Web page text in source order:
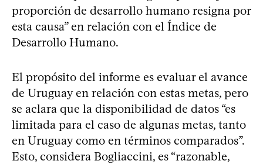
proporción de desarrollo humano resigna por
esta causa” en relación con el Índice de
Desarrollo Humano.
El propósito del informe es evaluar el avance
de Uruguay en relación con estas metas, pero
se aclara que la disponibilidad de datos “es
limitada para el caso de algunas metas, tanto
en Uruguay como en términos comparados”.
Esto, considera Bogliaccini, es “razonable,